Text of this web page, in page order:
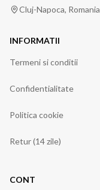
Cluj-Napoca, Romania
INFORMATII
Termeni si conditii
Confidentialitate
Politica cookie
Retur (14 zile)
CONT